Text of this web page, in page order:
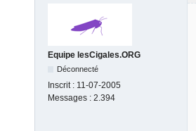
Equipe lesCigales.ORG
Déconnecté
Inscrit : 11-07-2005
Messages : 2.394